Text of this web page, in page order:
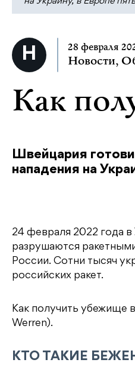
28 февраля
Новости,
Как
Швейцария
нападения на
24 февраля 2022 года в
разрушаются
России. Сотни тысяч
российских ракет.
Как получить убежище
Werren).
КТО ТАКИЕ